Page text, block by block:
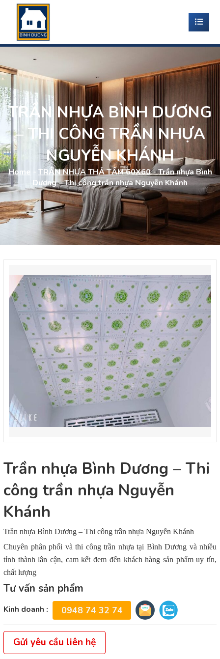
TRẦN NHỰA BÌNH DƯƠNG
– THI CÔNG TRẦN NHỰA
NGUYỄN KHÁNH
Home - TRẦN NHỰA THẢ TẤM 60X60-Trần nhựa Bình
Dương – Thi công trần nhựa Nguyễn Khánh
Trần nhựa Bình Dương – Thi
công trần nhựa Nguyễn
Khánh
Trần nhựa Bình Dương – Thi công trần nhựa Nguyễn Khánh
Chuyên phân phối và thi công trần nhựa tại Bình Dương và nhiều
tỉnh thành lân cận, cam kết đem đến khách hàng sản phẩm uy tín,
chất lượng
Tư vấn sản phẩm
Kinh doanh : 0948 74 32 74
Gửi yêu cầu liên hệ